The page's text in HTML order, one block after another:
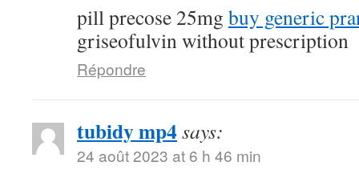
pill precose 25mg buy generic
griseofulvin without prescription
Répondre
tubidy mp4says:
24 août 2023 at 6 h 46 min